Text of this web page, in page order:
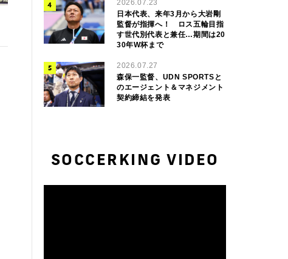
2026.07.23
日本代表、来年3月から大岩剛
監督が指揮へ！ ロス五輪目指
す世代別代表と兼任…期間は20
30年W杯まで
2026.07.27
森保一監督、UDN SPORTSと
のエージェント＆マネジメント
契約締結を発表
SOCCERKING VIDEO